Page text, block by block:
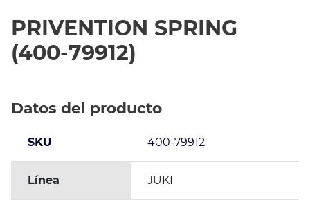
PRIVENTION SPRING
(400-79912)
Datos del producto
SKU 400-79912
Línea JUKI